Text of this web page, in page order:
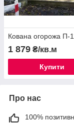
Кована огорожа П-
1 879 ₴/кв.м
Купити
Про нас
100%